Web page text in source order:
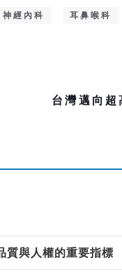
神經內科 耳鼻喉科
台灣邁向
質與人權的重要指標